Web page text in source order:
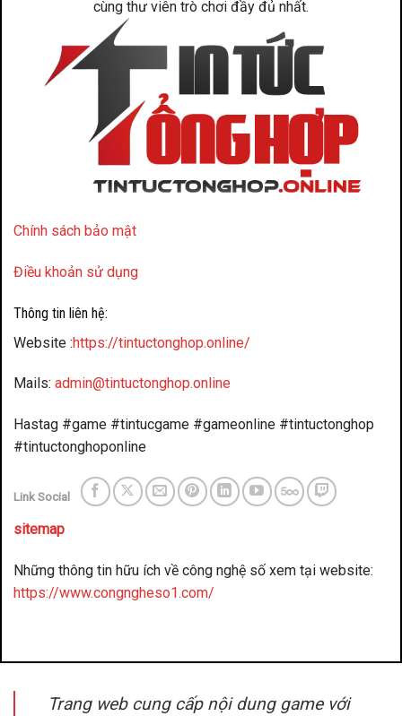
cùng thư viên trò chơi đầy đủ nhất.
Chính sách bảo mật
Điều khoản sử dụng
Thông tin liên hệ:
Website :https://tintuctonghop.online/
Mails: admin@tintuctonghop.online
Hastag #game #tintucgame #gameonline #tintuctonghop
#tintuctonghoponline
Link Social
sitemap
Những thông tin hữu ích về công nghệ số xem tại website:
https://www.congngheso1.com/
Trang web cung cấp nội dung game với